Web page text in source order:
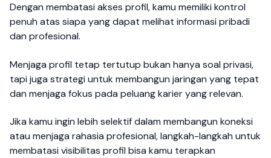
Dengan membatasi akses profil, kamu memiliki kontrol
penuh atas siapa yang dapat melihat informasi pribadi
dan profesional.
Menjaga profil tetap tertutup bukan hanya soal privasi,
tapi juga strategi untuk membangun jaringan yang tepat
dan menjaga fokus pada peluang karier yang relevan.
Jika kamu ingin lebih selektif dalam membangun koneksi
atau menjaga rahasia profesional, langkah-langkah untuk
membatasi visibilitas profil bisa kamu terapkan